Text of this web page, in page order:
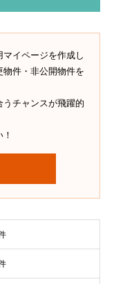
イページを作成し
件・非公開物件を
チャンスが飛躍的